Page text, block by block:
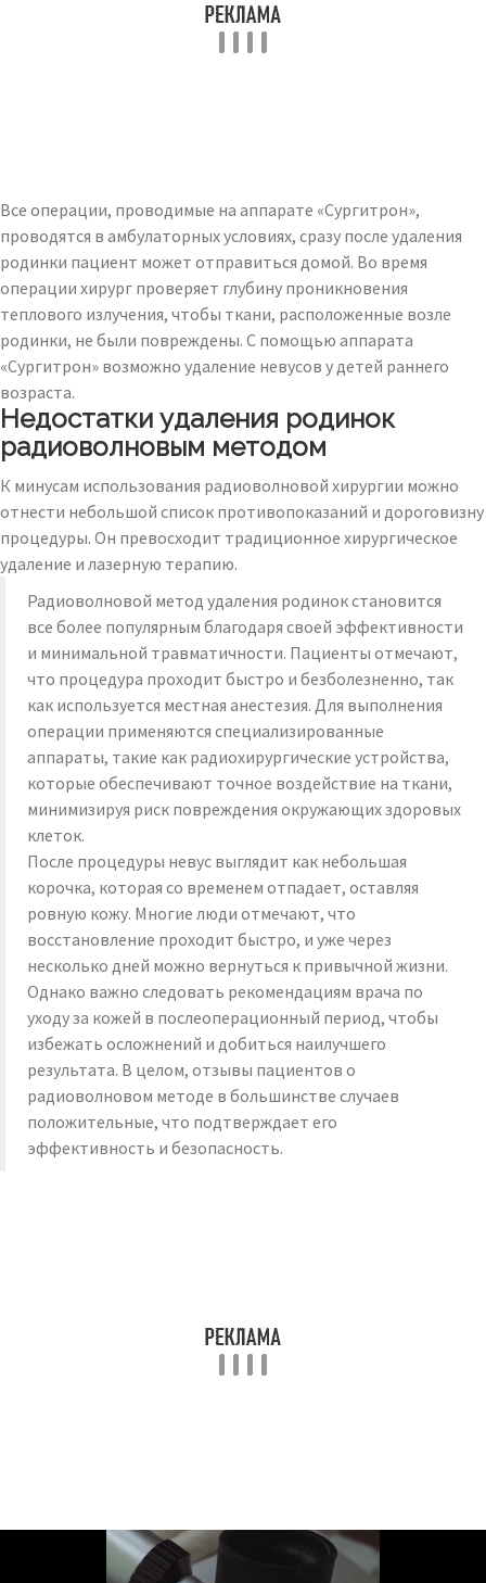
Все операции, проводимые на аппарате «Сургитрон»,
проводятся в амбулаторных условиях, сразу после удаления
родинки пациент может отправиться домой. Во время
операции хирург проверяет глубину проникновения
теплового излучения, чтобы ткани, расположенные возле
родинки, не были повреждены. С помощью аппарата
«Сургитрон» возможно удаление невусов у детей раннего
возраста.
Недостатки удаления родинок
радиоволновым методом
К минусам использования радиоволновой хирургии можно
отнести небольшой список противопоказаний и дороговизну
процедуры. Он превосходит традиционное хирургическое
удаление и лазерную терапию.
Радиоволновой метод удаления родинок становится
все более популярным благодаря своей эффективности
и минимальной травматичности. Пациенты отмечают,
что процедура проходит быстро и безболезненно, так
как используется местная анестезия. Для выполнения
операции применяются специализированные
аппараты, такие как радиохирургические устройства,
которые обеспечивают точное воздействие на ткани,
минимизируя риск повреждения окружающих здоровых
клеток.
После процедуры невус выглядит как небольшая
корочка, которая со временем отпадает, оставляя
ровную кожу. Многие люди отмечают, что
восстановление проходит быстро, и уже через
несколько дней можно вернуться к привычной жизни.
Однако важно следовать рекомендациям врача по
уходу за кожей в послеоперационный период, чтобы
избежать осложнений и добиться наилучшего
результата. В целом, отзывы пациентов о
радиоволновом методе в большинстве случаев
положительные, что подтверждает его
эффективность и безопасность.